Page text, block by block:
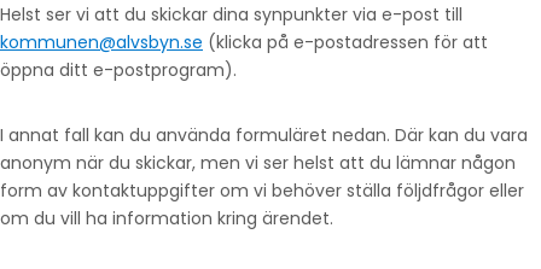
Helst ser vi att du skickar dina synpunkter via e-post till
kommunen@alvsbyn.se (klicka på e-postadressen för att
öppna ditt e-postprogram).
I annat fall kan du använda formuläret nedan. Där kan du vara
anonym när du skickar, men vi ser helst att du lämnar någon
form av kontaktuppgifter om vi behöver ställa följdfrågor eller
om du vill ha information kring ärendet.